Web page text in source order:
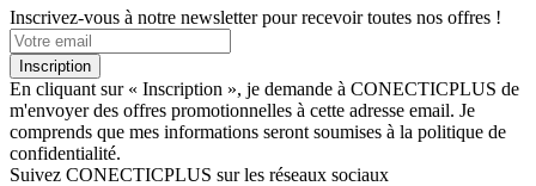
Inscrivez-vous à notre newsletter pour recevoir toutes nos offres !
Inscription
En cliquant sur « Inscription », je demande à CONECTICPLUS de
m'envoyer des offres promotionnelles à cette adresse email. Je
comprends que mes informations seront soumises à la politique de
confidentialité.
Suivez CONECTICPLUS sur les réseaux sociaux